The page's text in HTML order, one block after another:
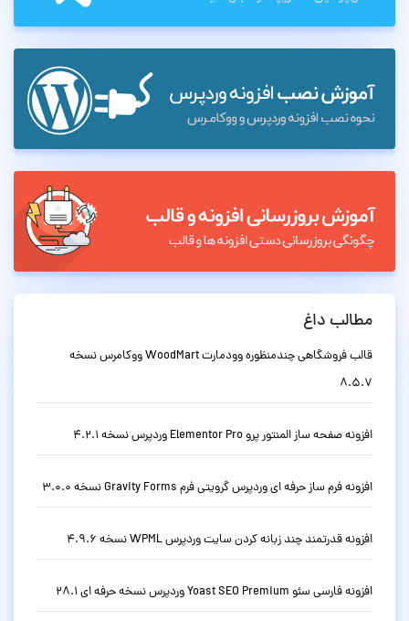
مطالب داغ
قالب فروشگاهی چندمنظوره وودمارت WoodMart ووکامرس نسخه
8.5.7
افزونه صفحه ساز المنتور پرو Elementor Pro وردپرس نسخه 4.2.1
افزونه فرم ساز حرفه ای وردپرس گرویتی فرم Gravity Forms نسخه 3.0.0
افزونه قدرتمند چند زبانه کردن سایت وردپرس WPML نسخه 4.9.6
افزونه فارسی سئو Yoast SEO Premium وردپرس نسخه حرفه ای 28.1